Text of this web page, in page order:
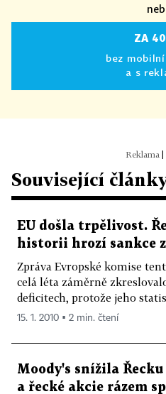
ZA
bez
a s
Související
EU došla trpělivost.
historii hrozí sankce
Zpráva Evropské komise
celá léta záměrně
deficitech, protože jeho
15. 1. 2010 ▪ 2 min. čtení
Moody's snížila
a řecké akcie rázem